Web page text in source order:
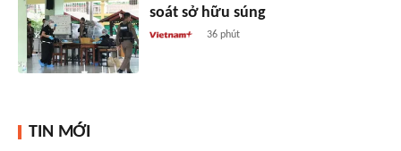
soát sở hữu súng
36 phút
TIN MỚI